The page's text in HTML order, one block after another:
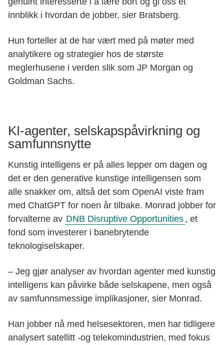
innblikk i hvordan de jobber, sier Bratsberg.
Hun forteller at de har vært med på møter med
analytikere og strategier hos de største
meglerhusene i verden slik som JP Morgan og
Goldman Sachs.
KI-agenter, selskapspåvirkning og
samfunnsnytte
Kunstig intelligens er på alles lepper om dagen og
det er den generative kunstige intelligensen som
alle snakker om, altså det som OpenAI viste fram
med ChatGPT for noen år tilbake. Monrad jobber for
forvalterne av DNB Disruptive Opportunities , et
fond som investerer i banebrytende
teknologiselskaper.
– Jeg gjør analyser av hvordan agenter med kunstig
intelligens kan påvirke både selskapene, men også
av samfunnsmessige implikasjoner, sier Monrad.
Han jobber nå med helsesektoren, men har tidligere
analysert satellitt -og telekomindustrien, med fokus